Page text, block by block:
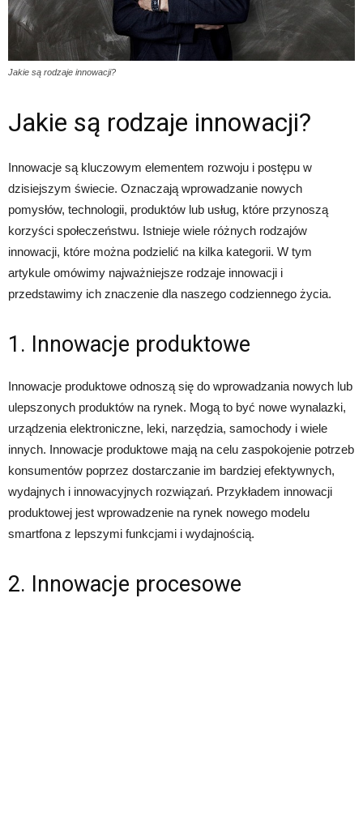
Jakie są rodzaje innowacji?
Jakie są rodzaje innowacji?
Innowacje są kluczowym elementem rozwoju i postępu w
dzisiejszym świecie. Oznaczają wprowadzanie nowych
pomysłów, technologii, produktów lub usług, które przynoszą
korzyści społeczeństwu. Istnieje wiele różnych rodzajów
innowacji, które można podzielić na kilka kategorii. W tym
artykule omówimy najważniejsze rodzaje innowacji i
przedstawimy ich znaczenie dla naszego codziennego życia.
1. Innowacje produktowe
Innowacje produktowe odnoszą się do wprowadzania nowych lub
ulepszonych produktów na rynek. Mogą to być nowe wynalazki,
urządzenia elektroniczne, leki, narzędzia, samochody i wiele
innych. Innowacje produktowe mają na celu zaspokojenie potrzeb
konsumentów poprzez dostarczanie im bardziej efektywnych,
wydajnych i innowacyjnych rozwiązań. Przykładem innowacji
produktowej jest wprowadzenie na rynek nowego modelu
smartfona z lepszymi funkcjami i wydajnością.
2. Innowacje procesowe